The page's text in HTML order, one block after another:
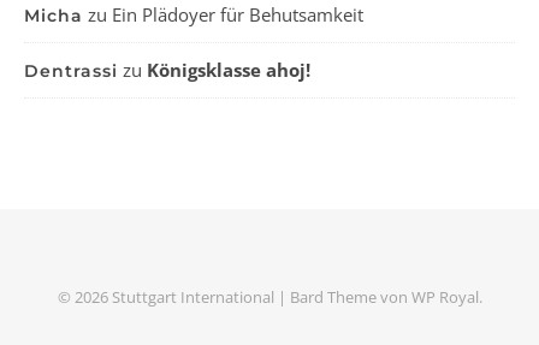
Micha zu Ein Plädoyer für Behutsamkeit
Dentrassi zu Königsklasse ahoj!
© 2026 Stuttgart International | Bard Theme von WP Royal.